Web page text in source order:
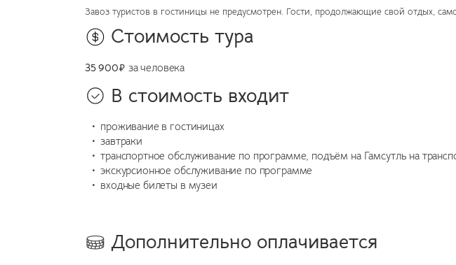
Завоз туристов в гостиницы не предусмотрен. Гости, продолжающие свой отдых,
Стоимость тура
35 900₽ за человека
В стоимость входит
проживание в гостиницах
завтраки
транспортное обслуживание по программе, подъём на Гамсутль на
экскурсионное обслуживание по программе
входные билеты в музеи
Дополнительно оплачивается